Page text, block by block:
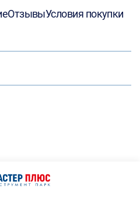
ОтзывыУсловия покупки